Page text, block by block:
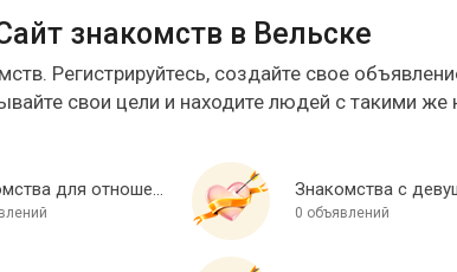
знакомств в Вельске
Регистрируйтесь, создайте свое
свои цели и находите людей с такими
Знакомства для отношений Знакомства с
0 объявлений